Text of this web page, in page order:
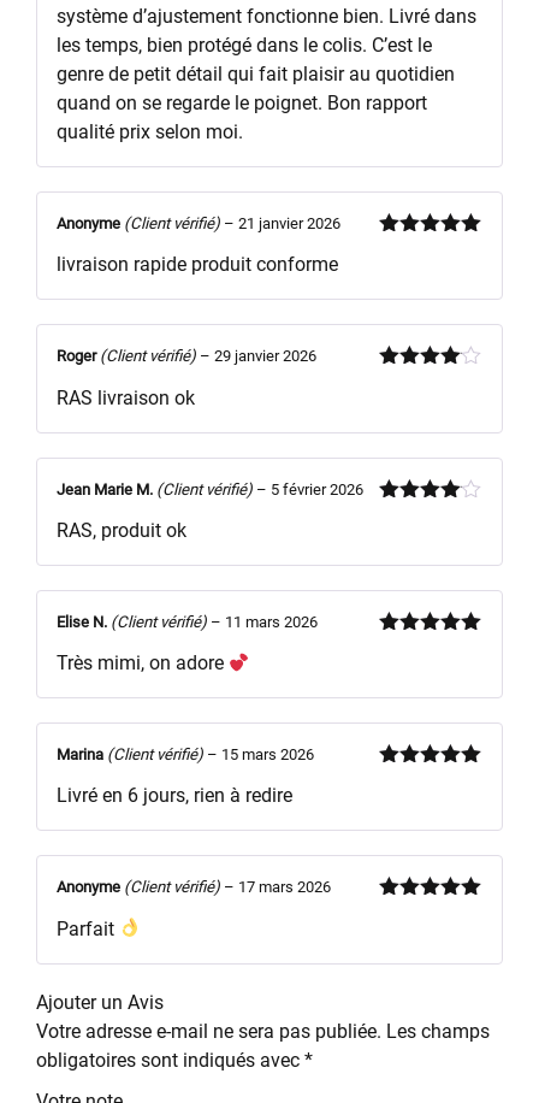
système d’ajustement fonctionne bien. Livré dans
les temps, bien protégé dans le colis. C’est le
genre de petit détail qui fait plaisir au quotidien
quand on se regarde le poignet. Bon rapport
qualité prix selon moi.
Anonyme (Client vérifié) – 21 janvier 2026
livraison rapide produit conforme
Roger (Client vérifié) – 29 janvier 2026
RAS livraison ok
Jean Marie M. (Client vérifié) – 5 février 2026
RAS, produit ok
Elise N. (Client vérifié) – 11 mars 2026
Très mimi, on adore
Marina (Client vérifié) – 15 mars 2026
Livré en 6 jours, rien à redire
Anonyme (Client vérifié) – 17 mars 2026
Parfait
Ajouter un Avis
Votre adresse e-mail ne sera pas publiée. Les champs
obligatoires sont indiqués avec *